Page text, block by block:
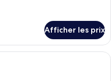
Afficher les prix
Un salon chaleureux avec un